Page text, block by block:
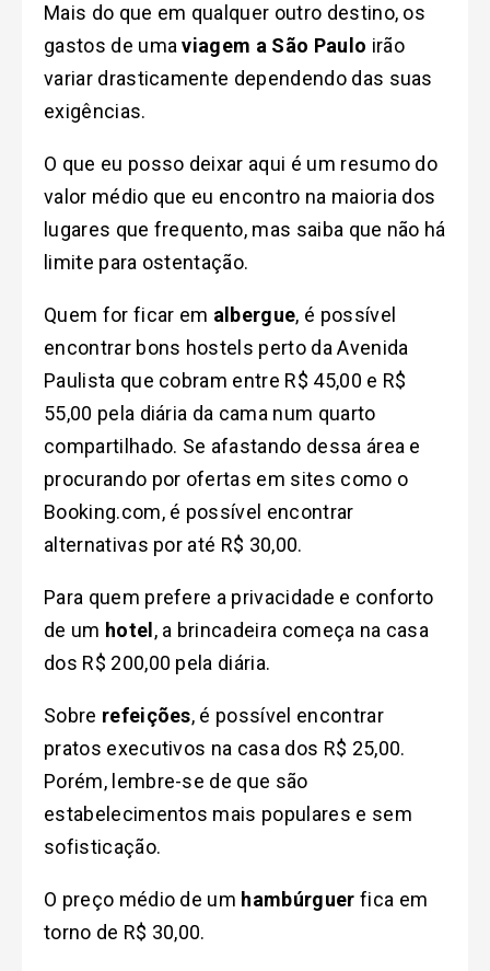
Mais do que em qualquer outro destino, os
gastos de umaviagem a São Paulo irão
variar drasticamente dependendo das suas
exigências.
O que eu posso deixar aqui é um resumo do
valor médio que eu encontro na maioria dos
lugares que frequento, mas saiba que não há
limite para ostentação.
Quem for ficar em albergue, é possível
encontrar bons hostels perto da Avenida
Paulista que cobram entre R$ 45,00 e R$
55,00 pela diária da cama num quarto
compartilhado. Se afastando dessa área e
procurando por ofertas em sites como o
Booking.com, é possível encontrar
alternativas por até R$ 30,00.
Para quem prefere a privacidade e conforto
de um hotel , a brincadeira começa na casa
dos R$ 200,00 pela diária.
Sobre refeições, é possível encontrar
pratos executivos na casa dos R$ 25,00.
Porém, lembre-se de que são
estabelecimentos mais populares e sem
sofisticação.
O preço médio de um hambúrguer fica em
torno de R$ 30,00.